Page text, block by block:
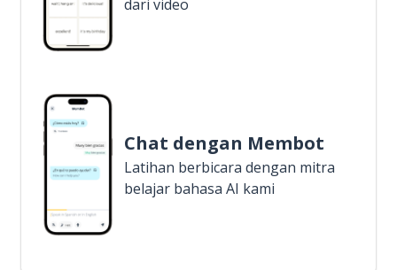
dari video
Chat dengan Membot
Latihan berbicara dengan mitra
belajar bahasa AI kami